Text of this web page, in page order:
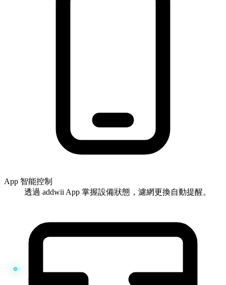
App 智能控制
透過 addwii App 掌握設備狀態，濾網更換自動提醒。